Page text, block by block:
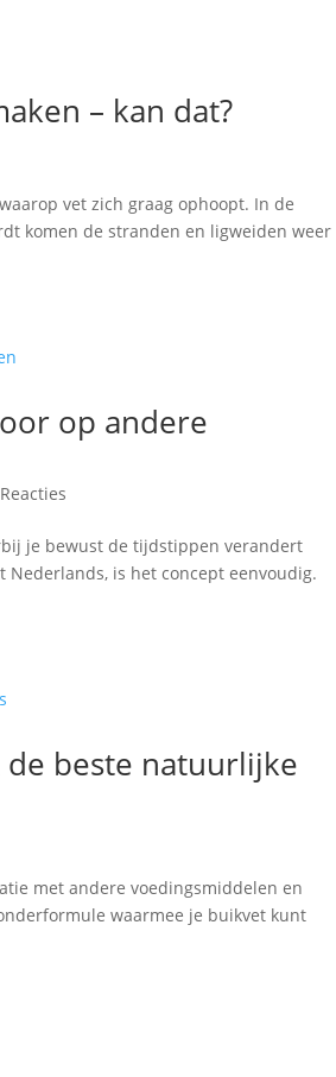
– kan dat?
vet zich graag ophoopt. In de
komen de stranden en ligweiden weer
op andere
je bewust de tijdstippen verandert
is het concept eenvoudig.
beste natuurlijke
met andere voedingsmiddelen en
waarmee je buikvet kunt